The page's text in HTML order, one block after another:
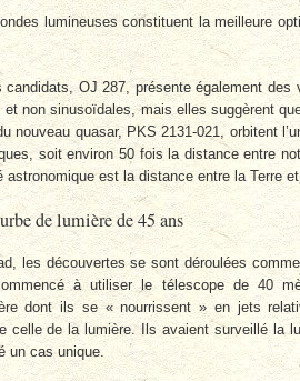
lumineuses constituent la meilleure
candidats, OJ 287, présente également
non sinusoïdales, mais elles suggèrent
nouveau quasar, PKS 2131-021, orbitent
soit environ 50 fois la distance entre
astronomique est la distance entre la Terre
de lumière de 45 ans
les découvertes se sont déroulées
à utiliser le télescope de 40
dont ils se « nourrissent » en jets
celle de la lumière. Ils avaient surveillé la
un cas unique.